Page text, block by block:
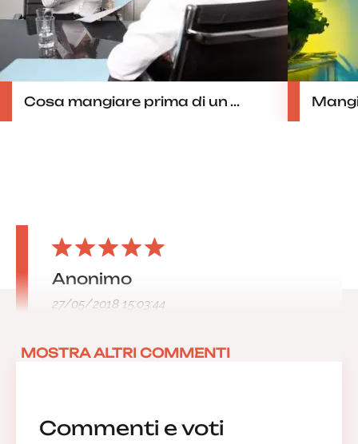
Cosa mangiare prima di un ...
Commenti e voti
Anonimo
27/05/2018 15:03:44
MOSTRA ALTRI COMMENTI